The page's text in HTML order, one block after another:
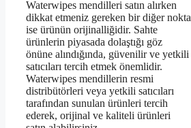
Waterwipes mendilleri satın alırken
dikkat etmeniz gereken bir diğer nokta
ise ürünün orijinalliğidir. Sahte
ürünlerin piyasada dolaştığı göz
önüne alındığında, güvenilir ve yetkili
satıcıları tercih etmek önemlidir.
Waterwipes mendillerin resmi
distribütörleri veya yetkili satıcıları
tarafından sunulan ürünleri tercih
ederek, orijinal ve kaliteli ürünleri